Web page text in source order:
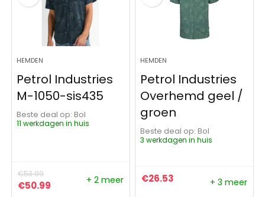
HEMDEN
Petrol Industries
M-1050-sis435
Beste deal op:
Bol
11 werkdagen in huis
€53.99
Oorspronkelijke prijs was: €53.99.
€50.99 Huidige prijs is: €50.99.
+ 2 meer
HEMDEN
Petrol Industries
Overhemd geel /
groen
Beste deal op:
Bol
3 werkdagen in huis
€26.53 + 3 meer